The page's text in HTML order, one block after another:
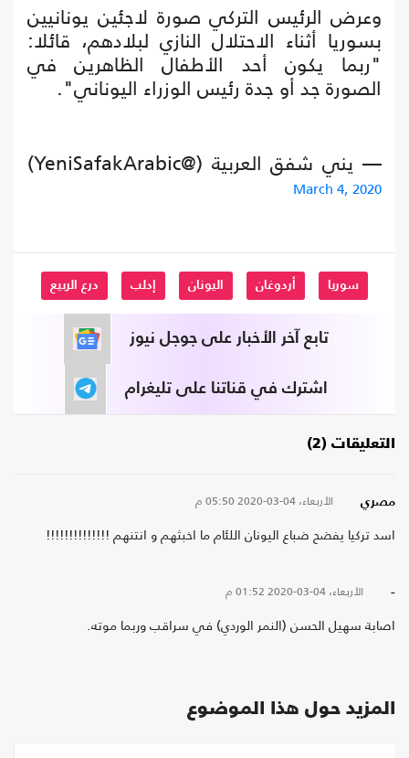
وعرض الرئيس التركي صورة لاجئين يونانيين
بسوريا أثناء الاحتلال النازي لبلادهم، قائلا:
"ربما يكون أحد الأطفال الظاهرين في
الصورة جد أو جدة رئيس الوزراء اليوناني".
— يني شفق العربية (@YeniSafakArabic)
March 4, 2020
سوريا أردوغان اليونان إدلب درع الربيع
تابع آخر الأخبار على جوجل نيوز
اشترك في قناتنا على تليغرام
التعليقات (2)
مصري الأربعاء، 04-03-2020 05:50 م
اسد تركيا يفضح ضباع اليونان اللئام ما اخبثهم و انتنهم !!!!!!!!!!!!!!
- الأربعاء، 04-03-2020 01:52 م
اصابة سهيل الحسن (النمر الوردي) في سراقب وربما موته.
المزيد حول هذا الموضوع